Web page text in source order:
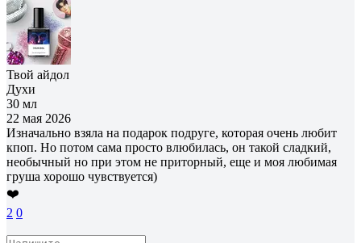
Твой айдол
Духи
30 мл
22 мая 2026
Изначально взяла на подарок подруге, которая очень любит
кпоп. Но потом сама просто влюбилась, он такой сладкий,
необычный но при этом не приторный, еще и моя любимая
груша хорошо чувствуется)
❤️
2 0